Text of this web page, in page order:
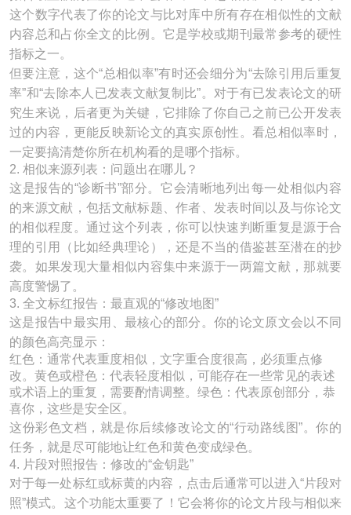
这个数字代表了你的论文与比对库中所有存在相似性的文献
内容总和占你全文的比例。它是学校或期刊最常参考的硬性
指标之一。
但要注意，这个“总相似率”有时还会细分为“去除引用后重复
率”和“去除本人已发表文献复制比”。对于有已发表论文的研
究生来说，后者更为关键，它排除了你自己之前已公开发表
过的内容，更能反映新论文的真实原创性。看总相似率时，
一定要搞清楚你所在机构看的是哪个指标。
2. 相似来源列表：问题出在哪儿？
这是报告的“诊断书”部分。它会清晰地列出每一处相似内容
的来源文献，包括文献标题、作者、发表时间以及与你论文
的相似程度。通过这个列表，你可以快速判断重复是源于合
理的引用（比如经典理论），还是不当的借鉴甚至潜在的抄
袭。如果发现大量相似内容集中来源于一两篇文献，那就要
高度警惕了。
3. 全文标红报告：最直观的“修改地图”
这是报告中最实用、最核心的部分。你的论文原文会以不同
的颜色高亮显示：
红色：通常代表重度相似，文字重合度很高，必须重点修
改。黄色或橙色：代表轻度相似，可能存在一些常见的表述
或术语上的重复，需要酌情调整。绿色：代表原创部分，恭
喜你，这些是安全区。
这份彩色文档，就是你后续修改论文的“行动路线图”。你的
任务，就是尽可能地让红色和黄色变成绿色。
4. 片段对照报告：修改的“金钥匙”
对于每一处标红或标黄的内容，点击后通常可以进入“片段对
照”模式。这个功能太重要了！它会将你的论文片段与相似来